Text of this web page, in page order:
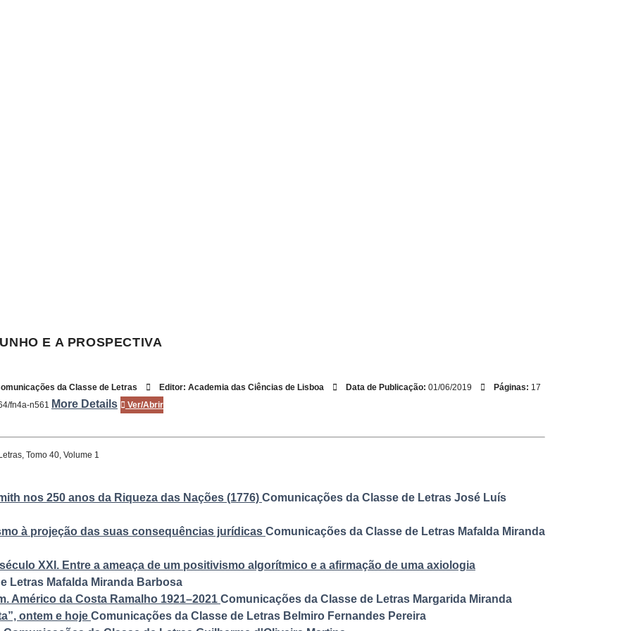
E A PROSPECTIVA
da Classe de Letras Editor: Academia das Ciências de Lisboa Data de Publicação: 01/06/2019 Páginas: 17
fn4a-n561 More Details Ver/Abrir
Tomo 40, Volume 1
nos 250 anos da Riqueza das Nações (1776) Comunicações da Classe de Letras José Luís
à projeção das suas consequências jurídicas Comunicações da Classe de Letras Mafalda Miranda
XXI. Entre a ameaça de um positivismo algorítmico e a afirmação de uma axiologia
Letras Mafalda Miranda Barbosa
Américo da Costa Ramalho 1921–2021 Comunicações da Classe de Letras Margarida Miranda
ontem e hoje Comunicações da Classe de Letras Belmiro Fernandes Pereira